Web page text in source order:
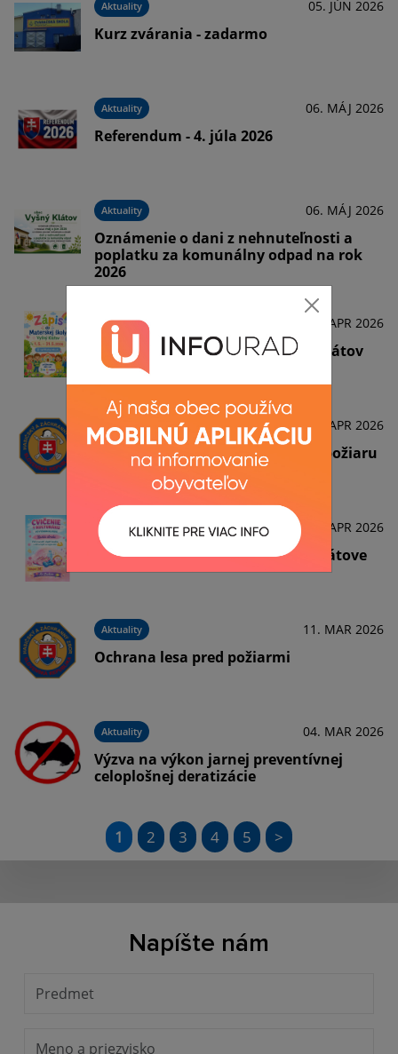
Aktuality 05. JÚN 2026
Kurz zvárania - zadarmo
Aktuality 06. MÁJ 2026
Referendum - 4. júla 2026
Aktuality 06. MÁJ 2026
Oznámenie o dani z nehnuteľnosti a
poplatku za komunálny odpad na rok
2026
Aktuality 27. APR 2026
Zápis do Materskej školy Vyšný Klátov
Aktuality 24. APR 2026
Zvýšené nebezpečenstvo vzniku požiaru
Aktuality 16. APR 2026
Cvičenie so Zuzkou vo Vyšnom Klátove
Aktuality 11. MAR 2026
Ochrana lesa pred požiarmi
Aktuality 04. MAR 2026
Výzva na výkon jarnej preventívnej
celoplošnej deratizácie
1 2 3 4 5 >
Napíšte nám